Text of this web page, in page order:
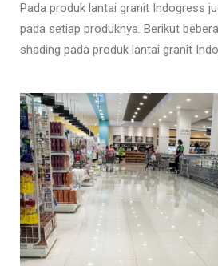
Pada produk lantai granit Indogress
pada setiap produknya. Berikut
shading pada produk lantai granit